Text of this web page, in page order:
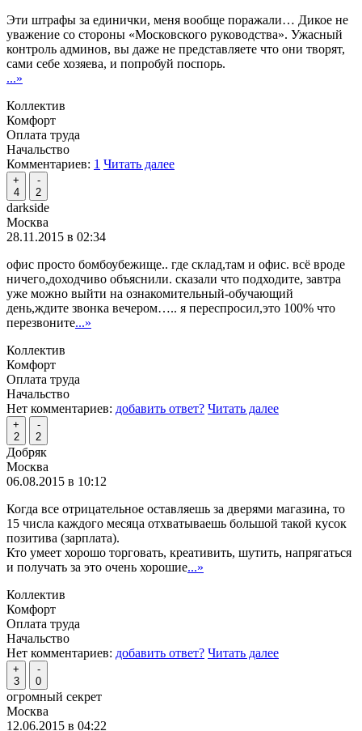
Эти штрафы за единички, меня вообще поражали… Дикое не
уважение со стороны «Московского руководства». Ужасный
контроль админов, вы даже не представляете что они творят,
сами себе хозяева, и попробуй поспорь.
...»
Коллектив
Комфорт
Оплата труда
Начальство
Комментариев: 1 Читать далее
+
4
-
2
darkside
Москва
28.11.2015 в 02:34
офис просто бомбоубежище.. где склад,там и офис. всё вроде
ничего,доходчиво объяснили. сказали что подходите, завтра
уже можно выйти на ознакомительный-обучающий
день,ждите звонка вечером….. я переспросил,это 100% что
перезвоните...»
Коллектив
Комфорт
Оплата труда
Начальство
Нет комментариев: добавить ответ? Читать далее
+
2
-
2
Добряк
Москва
06.08.2015 в 10:12
Когда все отрицательное оставляешь за дверями магазина, то
15 числа каждого месяца отхватываешь большой такой кусок
позитива (зарплата).
Кто умеет хорошо торговать, креативить, шутить, напрягаться
и получать за это очень хорошие...»
Коллектив
Комфорт
Оплата труда
Начальство
Нет комментариев: добавить ответ? Читать далее
+
3
-
0
огромный секрет
Москва
12.06.2015 в 04:22